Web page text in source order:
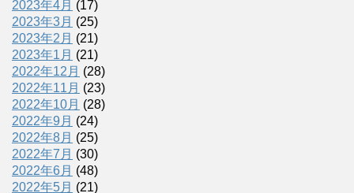
2023年4月 (17)
2023年3月 (25)
2023年2月 (21)
2023年1月 (21)
2022年12月 (28)
2022年11月 (23)
2022年10月 (28)
2022年9月 (24)
2022年8月 (25)
2022年7月 (30)
2022年6月 (48)
2022年5月 (21)